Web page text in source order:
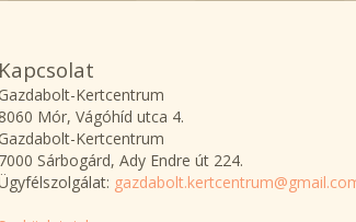
Kapcsolat
Gazdabolt-Kertcentrum
8060 Mór, Vágóhíd utca 4.
Gazdabolt-Kertcentrum
7000 Sárbogárd, Ady Endre út 224.